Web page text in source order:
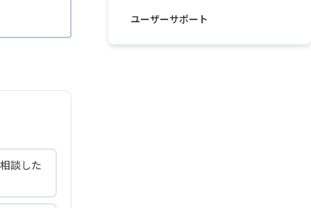
談した
ユーザーサポート